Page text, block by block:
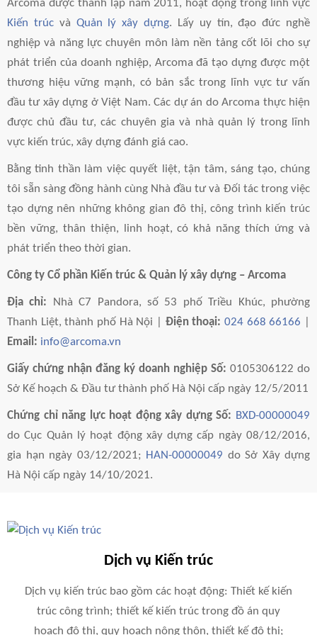
Arcoma được thành lập năm 2011, hoạt động trong lĩnh vực
Kiến trúcvà Quản lý xây dựng. Lấy uy tín, đạo đức nghề
nghiệp và năng lực chuyên môn làm nền tảng cốt lõi cho sự
phát triển của doanh nghiệp, Arcoma đã tạo dựng được một
thương hiệu vững mạnh, có bản sắc trong lĩnh vực tư vấn
đầu tư xây dựng ở Việt Nam. Các dự án do Arcoma thực hiện
được chủ đầu tư, các chuyên gia và nhà quản lý trong lĩnh
vực kiến trúc, xây dựng đánh giá cao.
Bằng tinh thần làm việc quyết liệt, tận tâm, sáng tạo, chúng
tôi sẵn sàng đồng hành cùng Nhà đầu tư và Đối tác trong việc
tạo dựng nên những không gian đô thị, công trình kiến trúc
bền vững, thân thiện, linh hoạt, có khả năng thích ứng và
phát triển theo thời gian.
Công ty Cổ phần Kiến trúc & Quản lý xây dựng – Arcoma
Địa chỉ: Nhà C7 Pandora, số 53 phố Triều Khúc, phường
Thanh Liệt, thành phố Hà Nội | Điện thoại: 024 668 66166
Email: info@arcoma.vn
Giấy chứng nhận đăng ký doanh nghiệp Số: 0105306122 do
Sở Kế hoạch & Đầu tư thành phố Hà Nội cấp ngày 12/5/2011
Chứng chỉ năng lực hoạt động xây dựng Số: BXD-00000049
do Cục Quản lý hoạt động xây dựng cấp ngày 08/12/2016,
gia hạn ngày 03/12/2021; HAN-00000049 do Sở Xây dựng
Hà Nội cấp ngày 14/10/2021.
Dịch vụ Kiến trúc
Dịch vụ kiến trúc bao gồm các hoạt động: Thiết kế kiến
trúc công trình; thiết kế kiến trúc trong đồ án quy
hoạch đô thị, quy hoạch nông thôn, thiết kế đô thị;
c
b
o
o
i
t
e
r
a
l
s
e
g
r